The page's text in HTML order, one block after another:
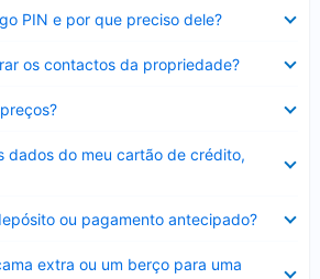
PIN e por que preciso dele?
os contactos da propriedade?
dados do meu cartão de crédito,
ou pagamento antecipado?
extra ou um berço para uma